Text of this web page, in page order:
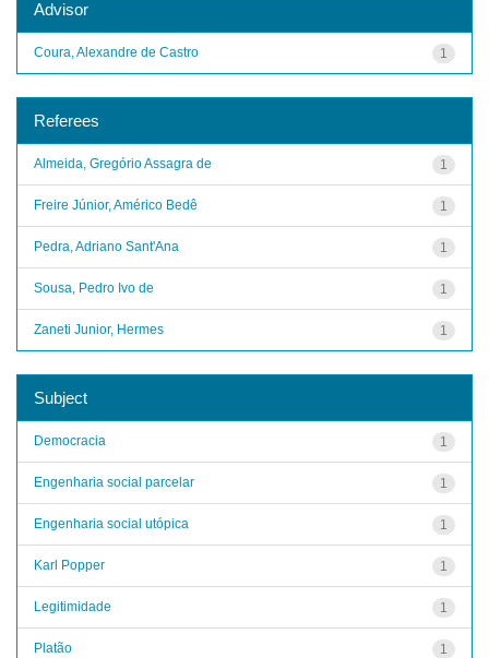
Advisor
1
Coura, Alexandre de Castro
Referees
1
Almeida, Gregório Assagra de
1
Freire Júnior, Américo Bedê
1
Pedra, Adriano Sant'Ana
1
Sousa, Pedro Ivo de
1
Zaneti Junior, Hermes
Subject
1
Democracia
1
Engenharia social parcelar
1
Engenharia social utópica
1
Karl Popper
1
Legitimidade
1
Platão